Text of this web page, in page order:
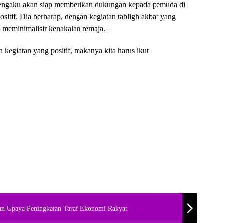
akan siap memberikan dukungan kepada pemuda di
Dia berharap, dengan kegiatan tabligh akbar yang
kenakalan remaja.
kegiatan yang positif, makanya kita harus ikut
Upaya Peningkatan Taraf Ekonomi Rakyat